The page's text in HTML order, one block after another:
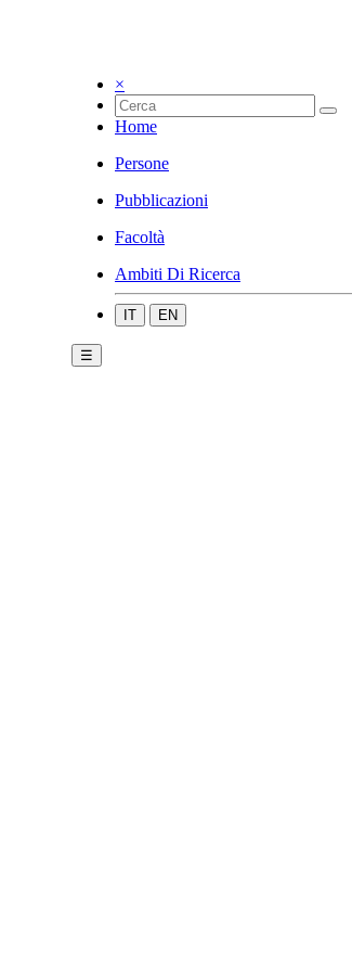
×
Home
Persone
Pubblicazioni
Facoltà
Ambiti Di Ricerca
IT EN
☰